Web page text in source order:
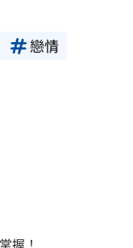
戀情
握！